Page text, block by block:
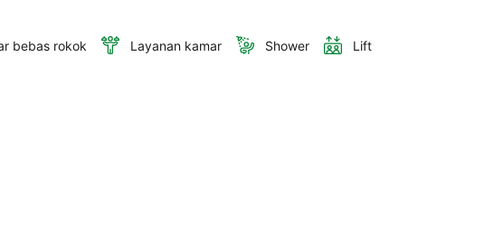
bebas rokok Layanan kamar Shower Lift